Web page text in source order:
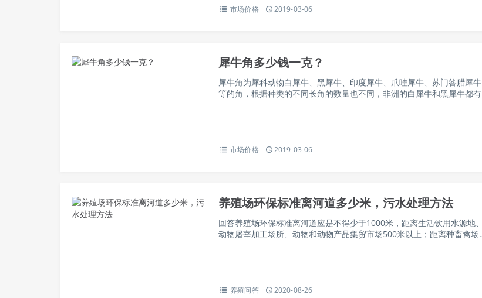
市场价格 2019-03-06
犀牛角多少钱一克？
犀牛角为犀科动物白犀牛、黑犀牛、印度犀牛、爪哇犀牛、苏门答腊犀牛
等的角，根据种类的不同长角的数量也不同，非洲的白犀牛和黑犀牛都有
市场价格 2019-03-06
养殖场环保标准离河道多少米，污水处理方法
回答养殖场环保标准离河道应是不得少于1000米，距离生活饮用水源地、
动物屠宰加工场所、动物和动物产品集贸市场500米以上；距离种畜禽场
养殖问答 2020-08-26